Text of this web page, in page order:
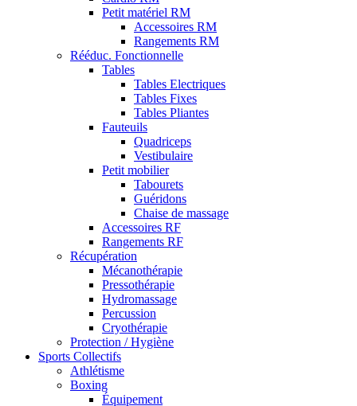
Petit matériel RM
Accessoires RM
Rangements RM
Rééduc. Fonctionnelle
Tables
Tables Electriques
Tables Fixes
Tables Pliantes
Fauteuils
Quadriceps
Vestibulaire
Petit mobilier
Tabourets
Guéridons
Chaise de massage
Accessoires RF
Rangements RF
Récupération
Mécanothérapie
Pressothérapie
Hydromassage
Percussion
Cryothérapie
Protection / Hygiène
Sports Collectifs
Athlétisme
Boxing
Équipement